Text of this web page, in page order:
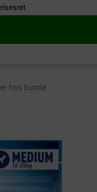
hos hunde